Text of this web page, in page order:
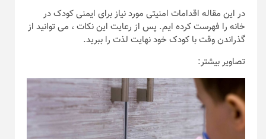
در این مقاله اقدامات امنیتی مورد نیاز برای ایمنی کودک در
خانه را فهرست کرده ایم. پس از رعایت این نکات ، می توانید از
گذراندن وقت با کودک خود نهایت لذت را ببرید.
تصاویر بیشتر: